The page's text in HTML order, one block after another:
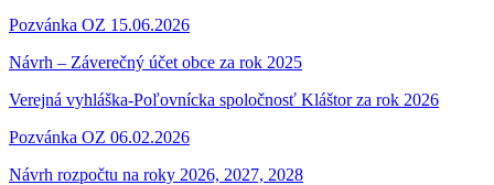
Pozvánka OZ 15.06.2026
Návrh – Záverečný účet obce za rok 2025
Verejná vyhláška-Poľovnícka spoločnosť Kláštor za rok 2026
Pozvánka OZ 06.02.2026
Návrh rozpočtu na roky 2026, 2027, 2028